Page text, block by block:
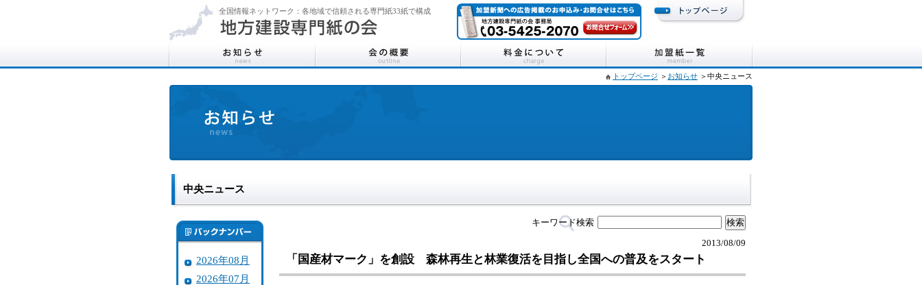
全国情報ネットワーク：各地域で信頼される専門紙33紙で構成
トップページ ＞ お知らせ ＞中央ニュース
中央ニュース
2026年08月
2026年07月
キーワード検索
2013/08/09
「国産材マーク」を創設 森林再生と林業復活を目指し全国への普及をスタート